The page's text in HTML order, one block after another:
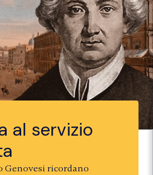
al servizio
Genovesi ricordano